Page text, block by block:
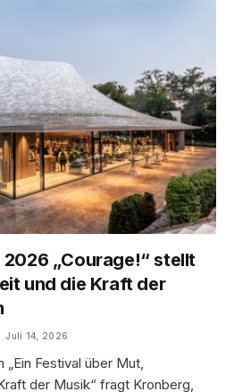
„Courage!“ stellt
und die Kraft der
Juli 14, 2026
Festival über Mut,
der Musik“ fragt Kronberg,